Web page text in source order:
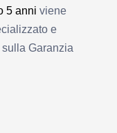
5 anni viene
e
Garanzia